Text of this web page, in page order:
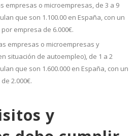
empresas o microempresas, de 3 a 9
que son 1.100.00 en España, con un
empresa de 6.000€.
empresas o microempresas y
situación de autoempleo), de 1 a 2
que son 1.600.000 en España, con un
2.000€.
y